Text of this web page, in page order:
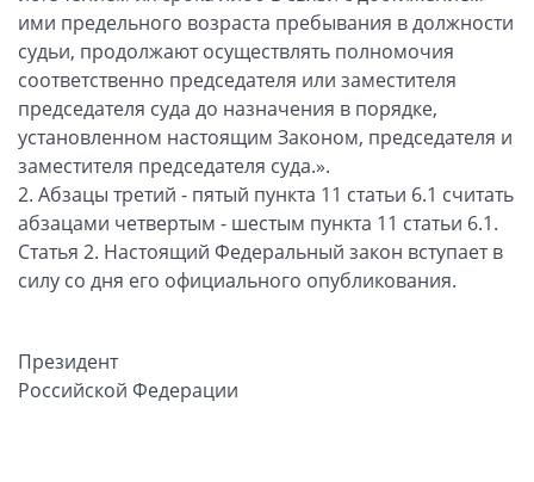
ими предельного возраста пребывания в должности
судьи, продолжают осуществлять полномочия
соответственно председателя или заместителя
председателя суда до назначения в порядке,
установленном настоящим Законом, председателя и
заместителя председателя суда.».
2. Абзацы третий - пятый пункта 11 статьи 6.1 считать
абзацами четвертым - шестым пункта 11 статьи 6.1.
Статья 2. Настоящий Федеральный закон вступает в
силу со дня его официального опубликования.
Президент
Российской Федерации